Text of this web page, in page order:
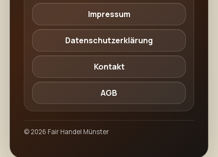
Impressum
Datenschutzerklärung
Kontakt
AGB
© 2026 Fair Handel Münster